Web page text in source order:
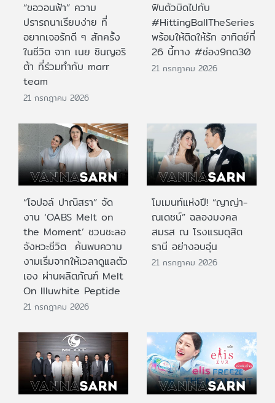
“ขอวอนฟ้า” ความ
ปรารถนาเรียบง่าย ที่
อยากเจอรักดี ๆ สักครั้ง
ในชีวิต จาก เนย ซินญอริ
ต้า ที่ร่วมทำกับ marr
team
21 กรกฎาคม 2026
ฟินตัวบิดไปกับ
#HittingBallTheSeries
พร้อมให้ติดให้รัก อาทิตย์ที่
26 นี้ทาง #ช่อง9กด30
21 กรกฎาคม 2026
“โอปอล์ ปาณิสรา” จัด
งาน ‘OABS Melt on
the Moment’ ชวนชะลอ
จังหวะชีวิต ค้นพบความ
งามเริ่มจากให้เวลาดูแลตัว
เอง ผ่านผลิตภัณฑ์ Melt
On Illuwhite Peptide
21 กรกฎาคม 2026
โมเมนท์แห่งปี! “ญาญ่า-
ณเดชน์” ฉลองมงคล
สมรส ณ โรงแรมดุสิต
ธานี อย่างอบอุ่น
21 กรกฎาคม 2026